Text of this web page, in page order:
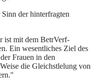
der hinterfragten
ist mit dem BetrVerf-
Ein wesentliches Ziel des
Frauen in den
die Gleichstlelung von